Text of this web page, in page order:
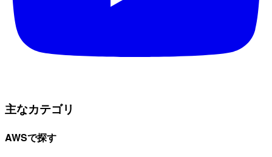
主なカテゴリ
AWSで探す